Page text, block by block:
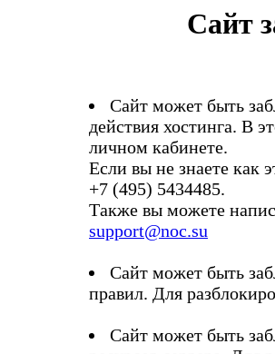
Сайт
Сайт может быть
действия хостинга. В
личном кабинете.
Если вы не знаете как
+7 (495) 5434485.
Также вы можете
support@noc.su
Сайт может быть
правил. Для
Сайт может быть